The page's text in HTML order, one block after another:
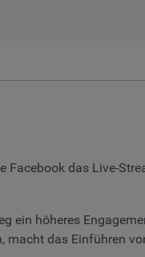
das Live-
ein höheres
das Einführen